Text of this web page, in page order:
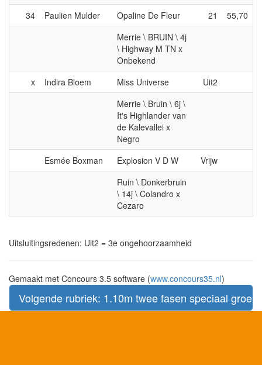
34
Paulien Mulder Opaline De Fleur 21
55,70
Merrie \ BRUIN \ 4j
\ Highway M TN x
Onbekend
x
Indira Bloem Miss Universe
Uit2
Merrie \ Bruin \ 6j \
It's Highlander van
de Kalevallei x
Negro
Esmée Boxman
Explosion V D W
Vrijw
Ruin \ Donkerbruin
\ 14j \ Colandro x
Cezaro
Uitsluitingsredenen: Uit2 = 3e ongehoorzaamheid
Gemaakt met Concours 3.5 software (www.concours35.nl)
Volgende rubriek: 1.10m twee fasen speciaal groep